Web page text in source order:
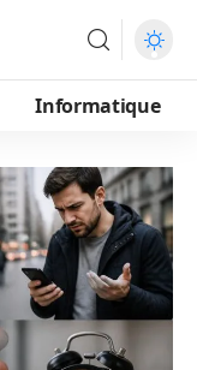
Informatique